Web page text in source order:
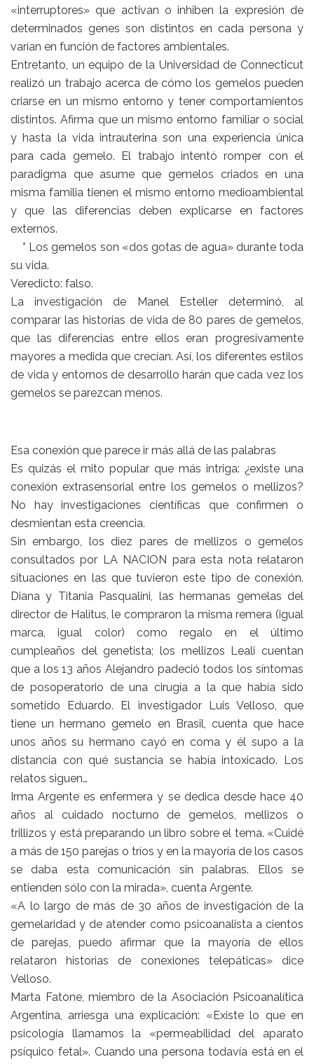
«interruptores» que activan o inhiben la expresión de
determinados genes son distintos en cada persona y
varían en función de factores ambientales.
Entretanto, un equipo de la Universidad de Connecticut
realizó un trabajo acerca de cómo los gemelos pueden
criarse en un mismo entorno y tener comportamientos
distintos. Afirma que un mismo entorno familiar o social
y hasta la vida intrauterina son una experiencia única
para cada gemelo. El trabajo intentó romper con el
paradigma que asume que gemelos criados en una
misma familia tienen el mismo entorno medioambiental
y que las diferencias deben explicarse en factores
externos.
* Los gemelos son «dos gotas de agua» durante toda
su vida.
Veredicto: falso.
La investigación de Manel Esteller determinó, al
comparar las historias de vida de 80 pares de gemelos,
que las diferencias entre ellos eran progresivamente
mayores a medida que crecían. Así, los diferentes estilos
de vida y entornos de desarrollo harán que cada vez los
gemelos se parezcan menos.
Esa conexión que parece ir más allá de las palabras
Es quizás el mito popular que más intriga: ¿existe una
conexión extrasensorial entre los gemelos o mellizos?
No hay investigaciones científicas que confirmen o
desmientan esta creencia.
Sin embargo, los diez pares de mellizos o gemelos
consultados por LA NACION para esta nota relataron
situaciones en las que tuvieron este tipo de conexión.
Diana y Titania Pasqualini, las hermanas gemelas del
director de Halitus, le compraron la misma remera (igual
marca, igual color) como regalo en el último
cumpleaños del genetista; los mellizos Leali cuentan
que a los 13 años Alejandro padeció todos los síntomas
de posoperatorio de una cirugía a la que había sido
sometido Eduardo. El investigador Luis Velloso, que
tiene un hermano gemelo en Brasil, cuenta que hace
unos años su hermano cayó en coma y él supo a la
distancia con qué sustancia se había intoxicado. Los
relatos siguen…
Irma Argente es enfermera y se dedica desde hace 40
años al cuidado nocturno de gemelos, mellizos o
trillizos y está preparando un libro sobre el tema. «Cuidé
a más de 150 parejas o tríos y en la mayoría de los casos
se daba esta comunicación sin palabras. Ellos se
entienden sólo con la mirada», cuenta Argente.
«A lo largo de más de 30 años de investigación de la
gemelaridad y de atender como psicoanalista a cientos
de parejas, puedo afirmar que la mayoría de ellos
relataron historias de conexiones telepáticas» dice
Velloso.
Marta Fatone, miembro de la Asociación Psicoanalítica
Argentina, arriesga una explicación: «Existe lo que en
psicología llamamos la «permeabilidad del aparato
psíquico fetal». Cuando una persona todavía está en el